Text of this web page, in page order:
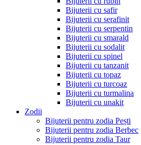
Bijuterii cu safir
Bijuterii cu serafinit
Bijuterii cu serpentin
Bijuterii cu smarald
Bijuterii cu sodalit
Bijuterii cu spinel
Bijuterii cu tanzanit
Bijuterii cu topaz
Bijuterii cu turcoaz
Bijuterii cu turmalina
Bijuterii cu unakit
Zodii
Bijuterii pentru zodia Pești
Bijuterii pentru zodia Berbec
Bijuterii pentru zodia Taur